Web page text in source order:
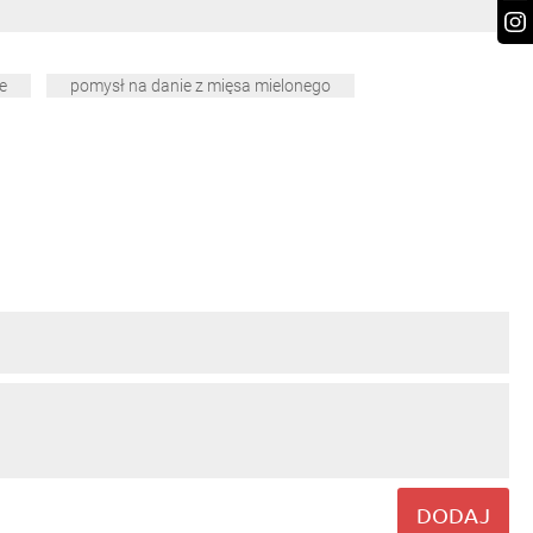
pomysł na danie z mięsa mielonego
DODAJ